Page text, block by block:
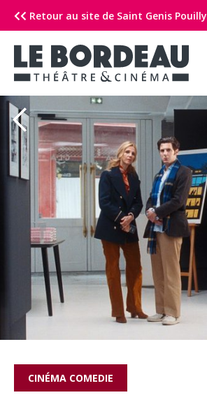
Retour au site de Saint Genis Pouilly
CINÉMA COMEDIE